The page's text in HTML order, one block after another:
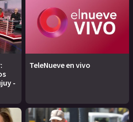
-
TeleNueve en vivo